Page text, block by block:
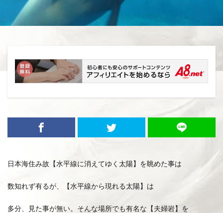
日本海住み故【水平線に消えてゆく太陽】を眺めた事は
数知れず有るが、【水平線から現れる太陽】は
多分、見た事が無い。そんな場所でも有名な【夫婦岩】を